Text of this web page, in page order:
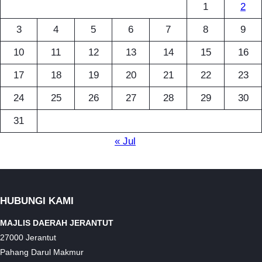
1 2
3 4 5 6 7 8 9
10 11 12 13 14 15 16
17 18 19 20 21 22 23
24 25 26 27 28 29 30
31
« Jul
HUBUNGI KAMI
MAJLIS DAERAH JERANTUT
27000 Jerantut
Pahang Darul Makmur